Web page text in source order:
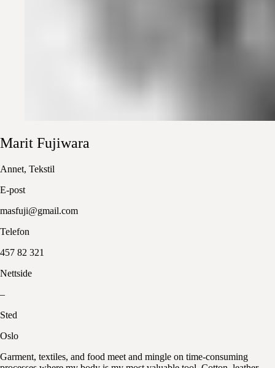
Marit Fujiwara
Annet, Tekstil
E-post
masfuji@gmail.com
Telefon
457 82 321
Nettside
–
Sted
Oslo
Garment, textiles, and food meet and mingle on time-consuming